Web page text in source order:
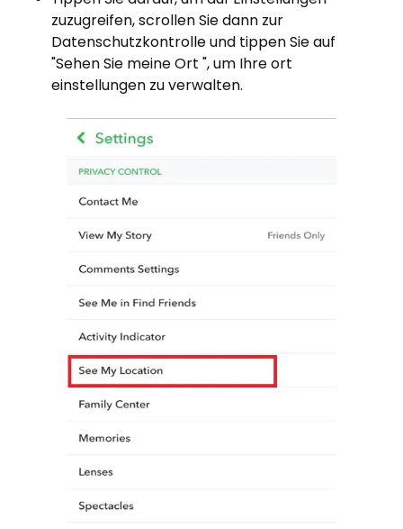
zuzugreifen, scrollen Sie dann zur
Datenschutzkontrolle und tippen Sie auf
"Sehen Sie meine Ort ", um Ihre ort
einstellungen zu verwalten.